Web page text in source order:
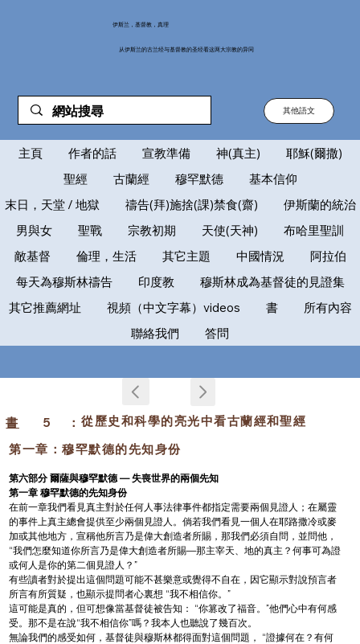
伊斯兰，基督教，真理
从伊斯兰的古兰经与基督教的圣经看这两大宗教的异同
其他語文
主頁 作者的話 宣教準備 神(真主)
耶穌(爾撒)
聖經
古蘭經 穆罕默德
基本信仰
末日，天堂 / 地獄
禱告(拜)施捨(課)禁食(齋)
伊斯蘭的統治
男與女
聖戰 宗教初期 天使(天神)
布哈里聖訓
敵基督
倫理，生活 其它主題 中國情況
阿拉伯
每天為穆斯林禱告
印度教
穆斯林成為基督徒的見證集
其它推薦網址
視頻（中文字幕）videos 書
所有內容
聯絡我們
答問
第一章：穆罕默德的先知身份
從歷史和科學的亮光中看古蘭經和聖經
書
第六部分 爾薩與穆罕默德 — 失喪世界的兩個先知
第一章 穆罕默德的先知身份
在前一章我們看見真主對於任何人事法律事件都指定需要兩個見證人；在屬靈
的事件上真主總會提供至少兩個見證人。倘若我們看見一個人在耶路撒冷或麥
加或其他地方，宣稱他所言乃是偉大創造者所賜，那我們必須自問，並問他，
“我們怎麼知道你所言乃是偉大創造者所賜—那主宰天、地的真主？何事可為證
或何人是你的第二個見證人？”
有些讀者對於提出這個問題可能不甚樂意或覺得不自在，因它顯示對說預言者
所言有所質疑，也顯示提問者心裏想 “我不相信你。”
這可能是真的，但可想像當基督徒被告知： “你篡改了福音。”他們心中有何感
受。那不是在說“我不相信你”嗎？我本人也聽說了幾百次。
無論我們的感受如何，基督徒與穆斯林都得面對這個問題， “證據何在？有何
5 ：